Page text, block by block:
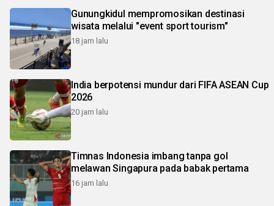
Gunungkidul mempromosikan destinasi
wisata melalui "event sport tourism"
18 jam lalu
India berpotensi mundur dari FIFA ASEAN Cup
2026
20 jam lalu
Timnas Indonesia imbang tanpa gol
melawan Singapura pada babak pertama
16 jam lalu